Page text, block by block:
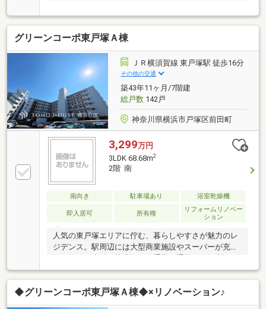
グリーンコーポ東戸塚Ａ棟
ＪＲ横須賀線 東戸塚駅 徒歩16分
その他の交通
築43年11ヶ月/7階建
総戸数142戸
神奈川県横浜市戸塚区前田町
3,299万円
3LDK 68.68m2
2階 南
南向き 駐車場あり 浴室乾燥機
即入居可 所有権
リフォームリノベー
ション
人気の東戸塚エリアに佇む、暮らしやすさが魅力のレ
ジデンス。駅周辺には大型商業施設やスーパーが充実
クセスが、ゆとりある毎日を支えます。穏やかな住宅
街に位置し、落ち着いた住環境を実現。陽光と風が心
地よく巡る住空間が、上質な時間を演出します。ゆと
りある間取りが、ご家族の団らんを豊かに育みます。
◆グリーンコーポ東戸塚Ａ棟◆×リノベーション♪